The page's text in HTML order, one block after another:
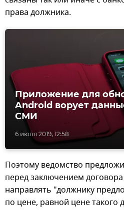
права должника.
6 июля 2019, 12:58
Приложение для
Android ворует
СМИ
Поэтому ведомство
перед заключением
направлять "должнику
по цене, равной цене такого